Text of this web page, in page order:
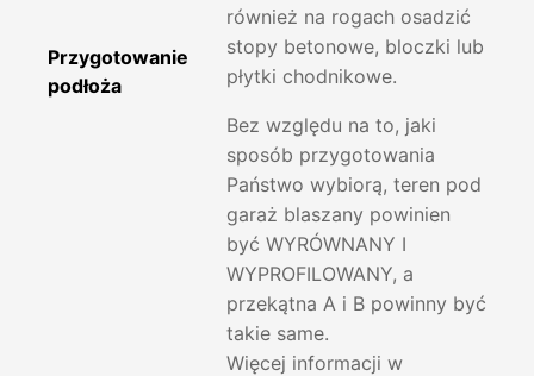
Przygotowanie
podłoża
również na rogach osadzić
stopy betonowe, bloczki lub
płytki chodnikowe.
Bez względu na to, jaki
sposób przygotowania
Państwo wybiorą, teren pod
garaż blaszany powinien
być WYRÓWNANY I
WYPROFILOWANY, a
przekątna A i B powinny być
takie same.
Więcej informacji w